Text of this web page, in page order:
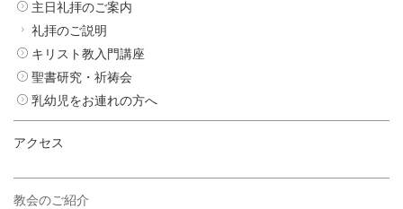
主日礼拝のご案内
礼拝のご説明
キリスト教入門講座
聖書研究・祈祷会
乳幼児をお連れの方へ
アクセス
教会のご紹介